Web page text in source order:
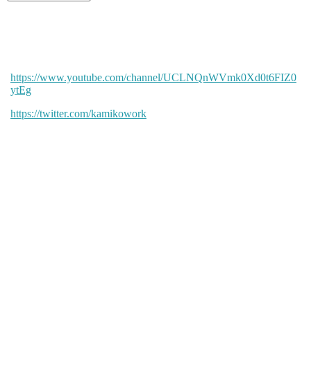
https://www.youtube.com/channel/UCLNQnWVmk0Xd0t6FIZ0
ytEg
https://twitter.com/kamikowork